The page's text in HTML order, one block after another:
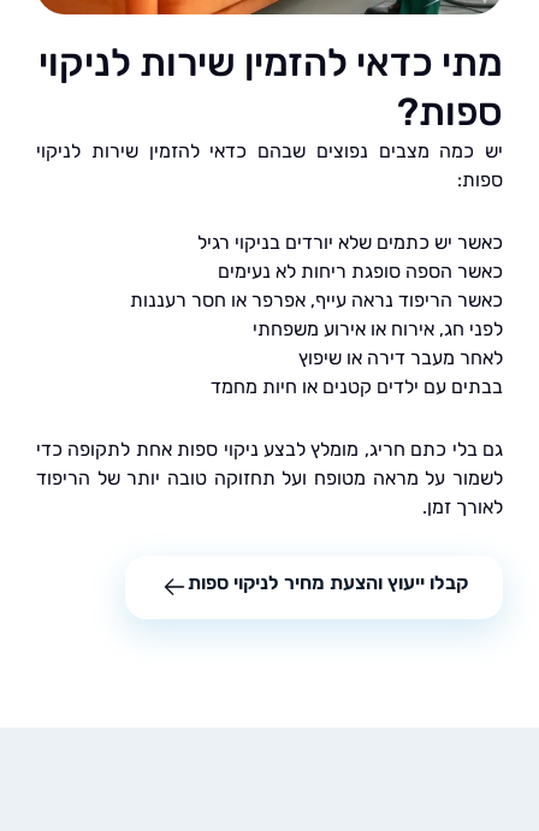
כדאי להזמין שירות לניקוי
מצבים נפוצים שבהם כדאי להזמין שירות לניקוי
יש כתמים שלא יורדים בניקוי רגיל
הספה סופגת ריחות לא נעימים
הריפוד נראה עייף, אפרפר או חסר רעננות
חג, אירוח או אירוע משפחתי
מעבר דירה או שיפוץ
עם ילדים קטנים או חיות מחמד
כתם חריג, מומלץ לבצע ניקוי ספות אחת לתקופה כדי
על מראה מטופח ועל תחזוקה טובה יותר של הריפוד
זמן.
קבלו ייעוץ והצעת מחיר לניקוי ספות